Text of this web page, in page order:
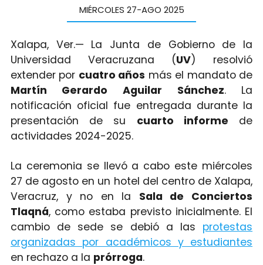
MIÉRCOLES 27-AGO 2025
Xalapa, Ver.— La Junta de Gobierno de la
Universidad Veracruzana (UV) resolvió
extender por cuatro años más el mandato de
Martín Gerardo Aguilar Sánchez. La
notificación oficial fue entregada durante la
presentación de su cuarto informe de
actividades 2024-2025.
La ceremonia se llevó a cabo este miércoles
27 de agosto en un hotel del centro de Xalapa,
Veracruz, y no en la Sala de Conciertos
Tlaqná, como estaba previsto inicialmente. El
cambio de sede se debió a las protestas
organizadas por académicos y estudiantes
en rechazo a la prórroga.